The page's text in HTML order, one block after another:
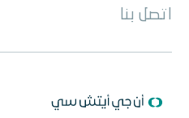
اتصل بنا